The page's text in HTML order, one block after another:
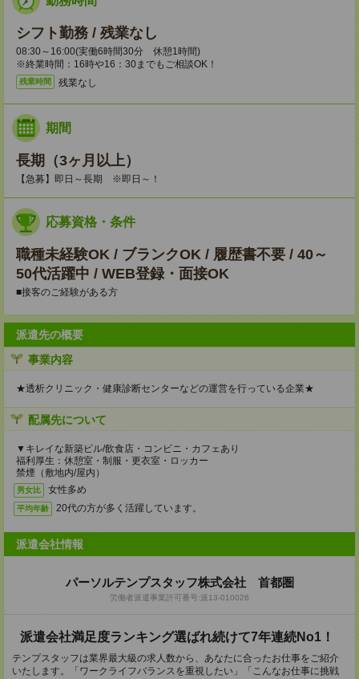
シフト勤務 / 残業なし
08:30～16:00(実働6時間30分 休憩1時間)
※終業時間：16時や16：30までもご相談OK！
残業時間 残業なし
期間
長期（3ヶ月以上）
【急募】即日～長期 ※即日～！
応募資格・条件
職種未経験OK / ブランクOK / 履歴書不要 / 40～
50代活躍中 / WEB登録・面接OK
■接客のご経験がある方
派遣先の概要
事業内容
★透析クリニック・健康診断センターなどの運営を行っている企業★
配属先について
▼キレイな新築ビル/飲食店・コンビニ・カフェあり
福利厚生：休憩室・制服・更衣室・ロッカー
禁煙（敷地内/屋内）
男女比 女性多め
平均年齢 20代の方が多く活躍しています。
派遣会社情報
パーソルテンプスタッフ株式会社 首都圏
労働者派遣事業許可番号:派13-010026
派遣会社満足度ランキング選ばれ続けて7年連続No1！
テンプスタッフは業界最大級の求人数から、あなたに合ったお仕事をご紹介
いたします。「ワークライフバランスを重視したい」「こんなお仕事に挑戦